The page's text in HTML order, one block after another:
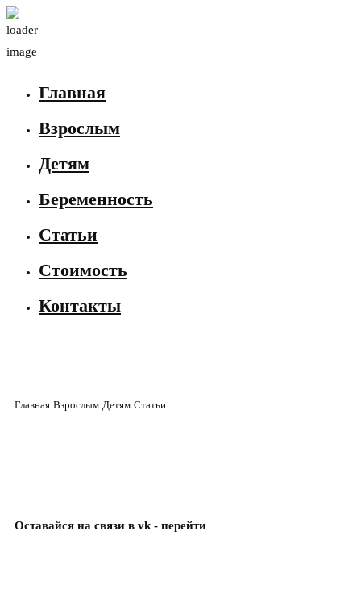
Главная
Взрослым
Детям
Беременность
Статьи
Стоимость
Контакты
Главная Взрослым Детям Статьи
Оставайся на связи в vk - перейти